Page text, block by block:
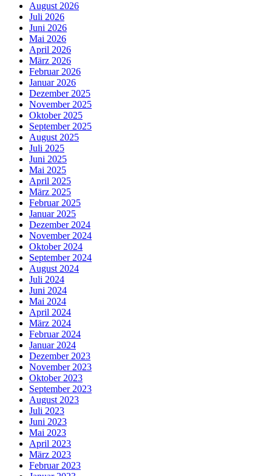
August 2026
Juli 2026
Juni 2026
Mai 2026
April 2026
März 2026
Februar 2026
Januar 2026
Dezember 2025
November 2025
Oktober 2025
September 2025
August 2025
Juli 2025
Juni 2025
Mai 2025
April 2025
März 2025
Februar 2025
Januar 2025
Dezember 2024
November 2024
Oktober 2024
September 2024
August 2024
Juli 2024
Juni 2024
Mai 2024
April 2024
März 2024
Februar 2024
Januar 2024
Dezember 2023
November 2023
Oktober 2023
September 2023
August 2023
Juli 2023
Juni 2023
Mai 2023
April 2023
März 2023
Februar 2023